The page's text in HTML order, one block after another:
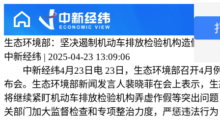
生态环境部：坚决遏制机动车排放检验机构造假乱象
中新经纬 | 2025-04-23 13:09:06
中新经纬4月23日电 23日，生态环境部召开4月
布会。生态环境部新闻发言人裴晓菲在会上表示，
将继续紧盯机动车排放检验机构弄虚作假等突出问
关部门加大监督检查和专项整治力度，严惩违法行